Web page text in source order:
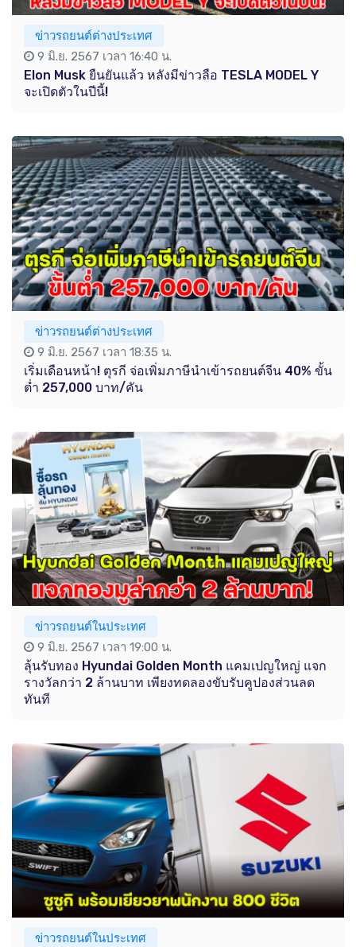
ข่าวรถยนต์ต่างประเทศ
9 มิ.ย. 2567 เวลา 16:40 น.
Elon Musk ยืนยันแล้ว หลังมีข่าวลือ TESLA MODEL Y
จะเปิดตัวในปีนี้!
ข่าวรถยนต์ต่างประเทศ
9 มิ.ย. 2567 เวลา 18:35 น.
เริ่มเดือนหน้า! ตุรกี จ่อเพิ่มภาษีนำเข้ารถยนต์จีน 40% ขั้น
ต่ำ 257,000 บาท/คัน
ข่าวรถยนต์ในประเทศ
9 มิ.ย. 2567 เวลา 19:00 น.
ลุ้นรับทอง Hyundai Golden Month แคมเปญใหญ่ แจก
รางวัลกว่า 2 ล้านบาท เพียงทดลองขับรับคูปองส่วนลด
ทันที
ข่าวรถยนต์ในประเทศ